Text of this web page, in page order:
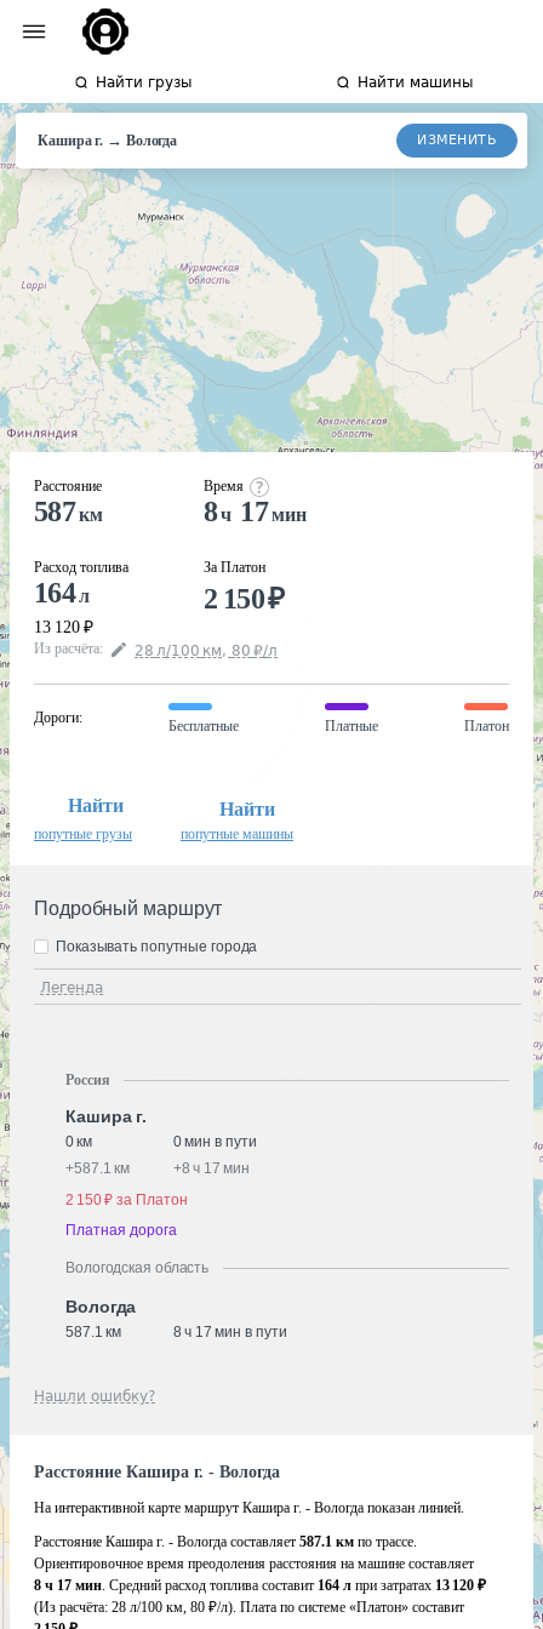
Найти грузы Найти машины
Кашира г. → Вологда ИЗМЕНИТЬ
Расстояние
587км
Расход топлива
164л
13 120 ₽
Время
8ч 17мин
За Платон
2 150₽
Из расчёта: 28 л/100 км, 80 ₽/л
Дороги:
Бесплатные Платные Платон
Найти
попутные грузы
Найти
попутные машины
Подробный маршрут
Легенда
Показывать попутные города
Россия
Кашира г.
0 км
0 мин в пути
+587.1 км +8 ч 17 мин
2 150 ₽ за Платон
Платная дорога
Вологодская область
Вологда
587.1 км 8 ч 17 мин в пути
Нашли ошибку?
Расстояние Кашира г. - Вологда
На интерактивной карте маршрут Кашира г. - Вологда показан линией.
Расстояние Кашира г. - Вологда составляет 587.1 км по трассе.
Ориентировочное время преодоления расстояния на машине составляет
8 ч 17 мин. Средний расход топлива составит 164 л при затратах 13 120 ₽
(Из расчёта: 28 л/100 км, 80 ₽/л). Плата по системе «Платон» составит